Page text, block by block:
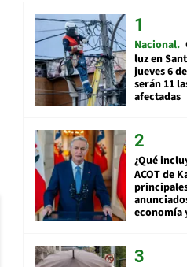
Nacional
luz en
jueves 6
serán 11
afectadas
¿Qué
ACOT de
economía